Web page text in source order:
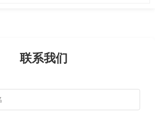
联系我们